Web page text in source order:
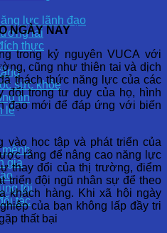
lực lãnh đạo
lai
thực
sức khỏe
tin
lẻ
gia
tôi
tác
NGÀY NAY
trong kỷ nguyên VUCA với
cũng như thiên tai và dịch
thách thức năng lực của các
đổi trong tư duy của họ, hình
đạo mới để đáp ứng với biến
vào học tập và phát triển của
rằng để nâng cao năng lực
thay đổi của thị trường, điểm
triển đội ngũ nhân sự để theo
khách hàng. Khi xã hội ngày
của bạn không lấp đầy tri
thất bại